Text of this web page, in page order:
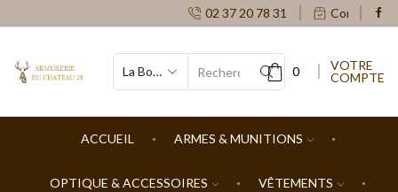
02 37 20 78 31 Contacts
SEARCH
0
VOTRE
COMPTE
ACCUEIL ARMES & MUNITIONS
OPTIQUE & ACCESSOIRES VÊTEMENTS